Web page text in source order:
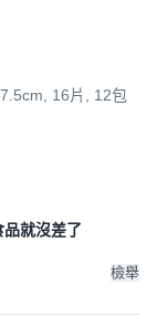
16片, 12包
就沒差了
檢舉